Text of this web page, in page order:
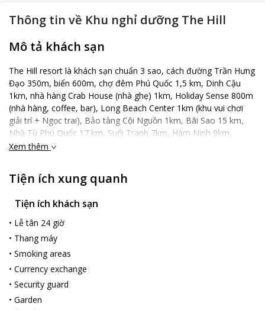
Thông tin về Khu nghỉ dưỡng The Hill
Mô tả khách sạn
The Hill resort là khách sạn chuẩn 3 sao, cách đường Trần Hưng
Đạo 350m, biển 600m, chợ đêm Phú Quốc 1,5 km, Dinh Cậu
1km, nhà hàng Crab House (nhà ghẹ) 1km, Holiday Sense 800m
(nhà hàng, coffee, bar), Long Beach Center 1km (khu vui chơi
giải trí + Ngọc trai), Bảo tàng Cội Nguồn 1km, Bãi Sao 15 km,
Nhà Tù Phú Quốc 17 km, Suối Tranh 7km, Hàm Ninh 9km,
Vinpearland & Safari 25km, Biển Vũng Bầu 15km, Chùa Hộ Quốc
Xem thêm
Tiện ích xung quanh
Tiện ích khách sạn
• Lễ tân 24 giờ
• Thang máy
• Smoking areas
• Currency exchange
• Security guard
• Garden